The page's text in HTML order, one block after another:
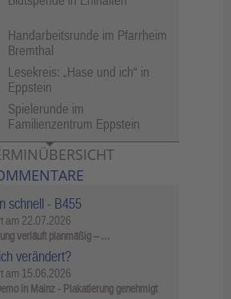
Handarbeitsrunde im Pfarrheim
Bremthal
Lesekreis: „Hase und ich“ in
Eppstein
Spielerunde im
Familienzentrum Eppstein
schnell - B455
am 22.07.2026
verläuft planmäßig – …
verändert?
am 15.06.2026
in Mainz - Plakatierung genehmigt